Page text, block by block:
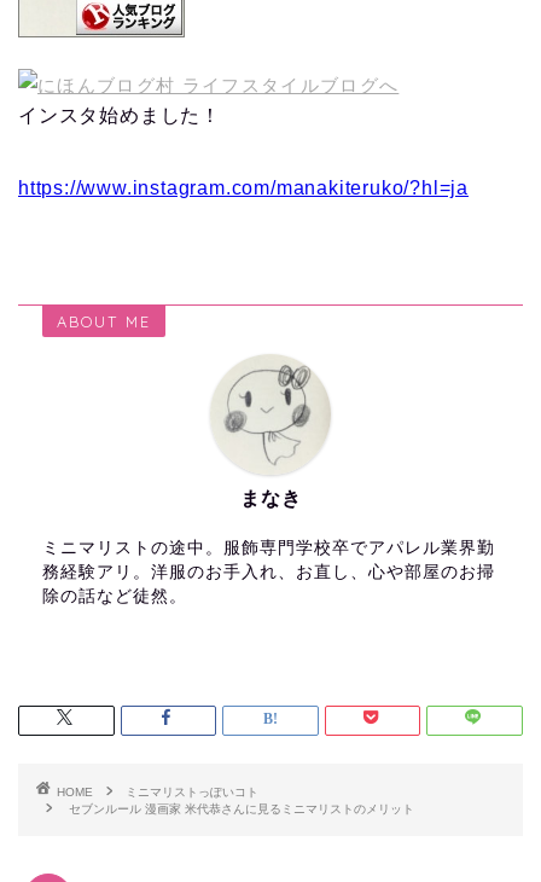
インスタ始めました！
https://www.instagram.com/manakiteruko/?hl=ja
ABOUT ME
まなき
ミニマリストの途中。服飾専門学校卒でアパレル業界勤
務経験アリ。洋服のお手入れ、お直し、心や部屋のお掃
除の話など徒然。
HOME
ミニマリストっぽいコト
セブンルール 漫画家 米代恭さんに見るミニマリストのメリット